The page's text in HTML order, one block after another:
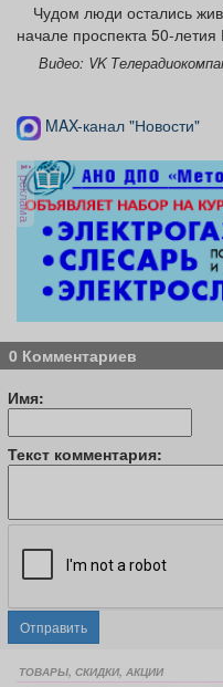
Чудом люди остались
начале проспекта 50-
Видео: VK
MAX-канал "Новости"
реклама
0 Комментариев
Имя:
Текст комментария:
Отправить
ТОВАРЫ, СКИДКИ, АКЦИИ